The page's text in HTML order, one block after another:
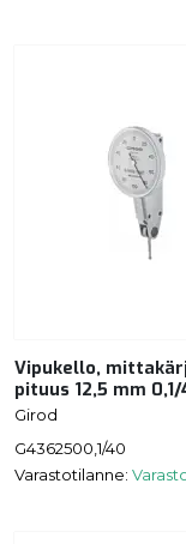
Vipukello,
pituus 12,5 mm
Girod
G4362500,1/40
Varastotilanne: